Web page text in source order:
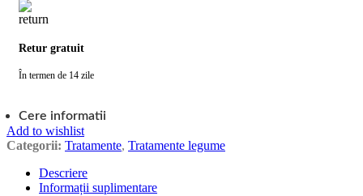
Retur gratuit
În termen de 14 zile
Cere informatii
Add to wishlist
Categorii: Tratamente, Tratamente legume
Descriere
Informații suplimentare